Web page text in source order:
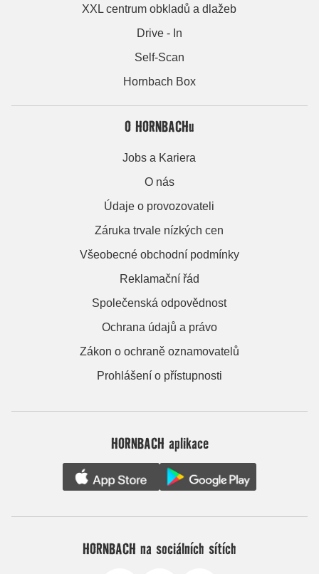
XXL centrum obkladů a dlažeb
Drive - In
Self-Scan
Hornbach Box
O HORNBACHu
Jobs a Kariera
O nás
Údaje o provozovateli
Záruka trvale nízkých cen
Všeobecné obchodní podmínky
Reklamační řád
Společenská odpovědnost
Ochrana údajů a právo
Zákon o ochraně oznamovatelů
Prohlášení o přístupnosti
HORNBACH aplikace
HORNBACH na sociálních sítích